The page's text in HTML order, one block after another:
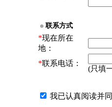
联系方式
*现在所在
地：
*联系电话：
(只填
我已认真阅读并